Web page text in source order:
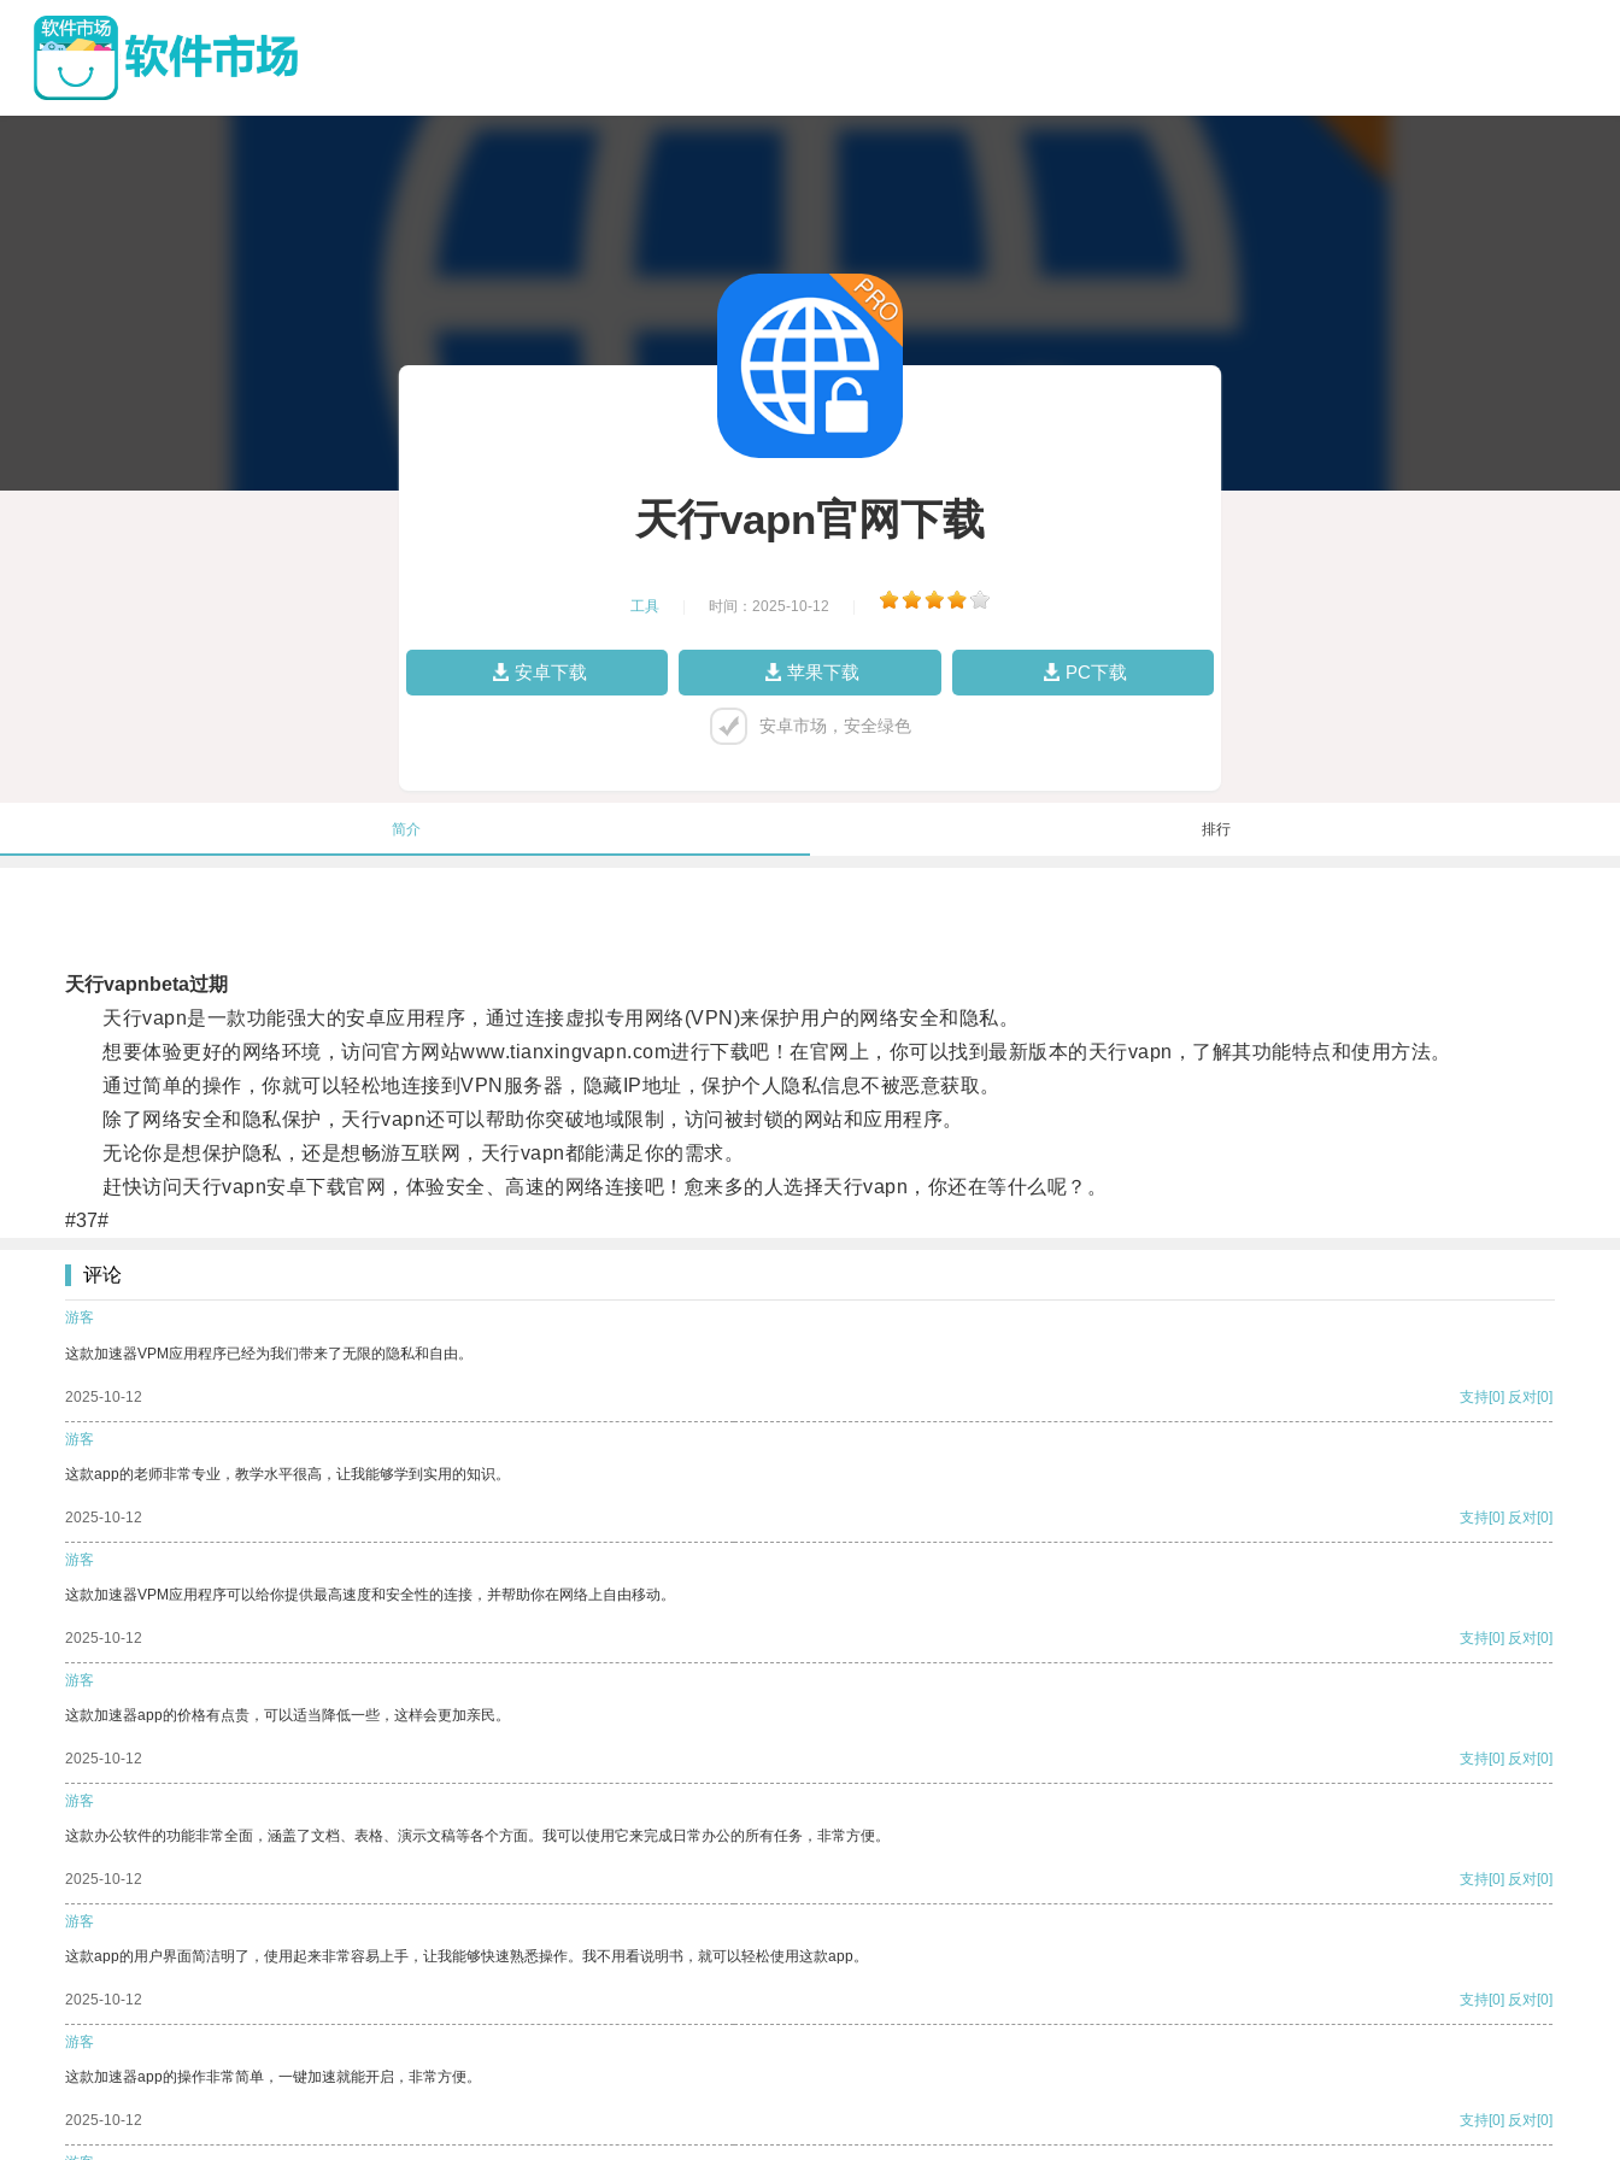
天行vapn官网下载
工具 时间：2025-10-12
安卓下载 苹果下载 PC下载
安卓市场，安全绿色
简介 排行
天行vapnbeta过期
天行vapn是一款功能强大的安卓应用程序，通过连接虚拟专用网络(VPN)来保护用户的网络安全和隐私。
想要体验更好的网络环境，访问官方网站www.tianxingvapn.com进行下载吧！在官网上，你可以找到最新版本的天行vapn，了解其功能特点和使用方法。
通过简单的操作，你就可以轻松地连接到VPN服务器，隐藏IP地址，保护个人隐私信息不被恶意获取。
除了网络安全和隐私保护，天行vapn还可以帮助你突破地域限制，访问被封锁的网站和应用程序。
无论你是想保护隐私，还是想畅游互联网，天行vapn都能满足你的需求。
赶快访问天行vapn安卓下载官网，体验安全、高速的网络连接吧！愈来多的人选择天行vapn，你还在等什么呢？。
#37#
评论
游客
这款加速器VPM应用程序已经为我们带来了无限的隐私和自由。
2025-10-12 支持[0] 反对[0]
游客
这款app的老师非常专业，教学水平很高，让我能够学到实用的知识。
2025-10-12 支持[0] 反对[0]
游客
这款加速器VPM应用程序可以给你提供最高速度和安全性的连接，并帮助你在网络上自由移动。
2025-10-12 支持[0] 反对[0]
游客
这款加速器app的价格有点贵，可以适当降低一些，这样会更加亲民。
2025-10-12 支持[0] 反对[0]
游客
这款办公软件的功能非常全面，涵盖了文档、表格、演示文稿等各个方面。我可以使用它来完成日常办公的所有任务，非常方便。
2025-10-12 支持[0] 反对[0]
游客
这款app的用户界面简洁明了，使用起来非常容易上手，让我能够快速熟悉操作。我不用看说明书，就可以轻松使用这款app。
2025-10-12 支持[0] 反对[0]
游客
这款加速器app的操作非常简单，一键加速就能开启，非常方便。
2025-10-12 支持[0] 反对[0]